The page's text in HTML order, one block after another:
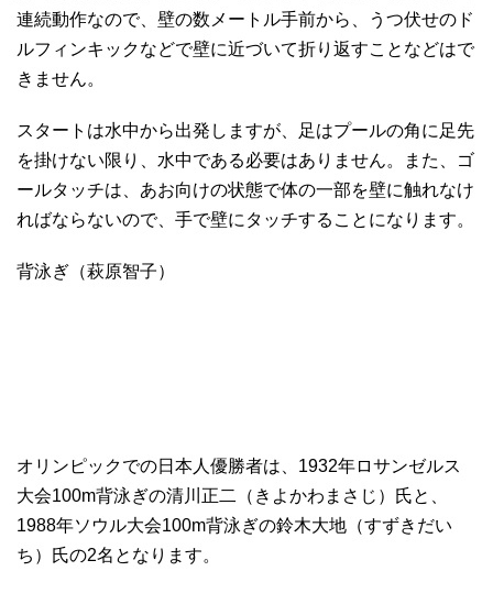
連続動作なので、壁の数メートル手前から、うつ伏せのド
ルフィンキックなどで壁に近づいて折り返すことなどはで
きません。
スタートは水中から出発しますが、足はプールの角に足先
を掛けない限り、水中である必要はありません。また、ゴ
ールタッチは、あお向けの状態で体の一部を壁に触れなけ
ればならないので、手で壁にタッチすることになります。
背泳ぎ（萩原智子）
オリンピックでの日本人優勝者は、1932年ロサンゼルス
大会100m背泳ぎの清川正二（きよかわまさじ）氏と、
1988年ソウル大会100m背泳ぎの鈴木大地（すずきだい
ち）氏の2名となります。